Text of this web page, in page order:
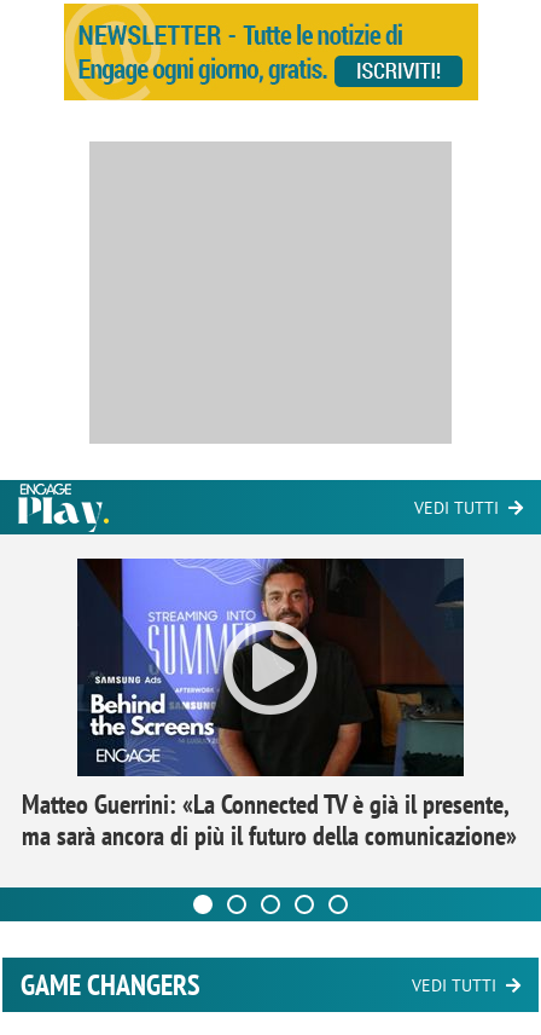
VEDI TUTTI
Matteo Guerrini: «La Connected TV è già il presente,
ma sarà ancora di più il futuro della comunicazione»
GAME CHANGERS VEDI TUTTI